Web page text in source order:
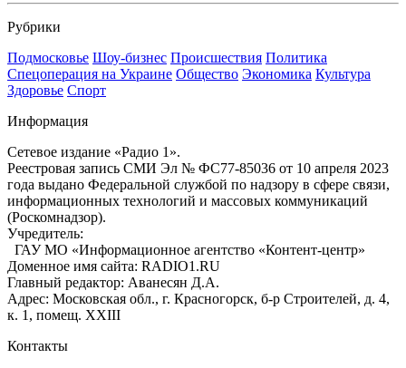
Рубрики
Подмосковье Шоу-бизнес Происшествия Политика
Спецоперация на Украине Общество Экономика Культура
Здоровье Спорт
Информация
Сетевое издание «Радио 1».
Реестровая запись СМИ Эл № ФС77-85036 от 10 апреля 2023
года выдано Федеральной службой по надзору в сфере связи,
информационных технологий и массовых коммуникаций
(Роскомнадзор).
Учредитель:
ГАУ МО «Информационное агентство «Контент-центр»
Доменное имя сайта: RADIO1.RU
Главный редактор: Аванесян Д.А.
Адрес: Московская обл., г. Красногорск, б-р Строителей, д. 4,
к. 1, помещ. XXIII
Контакты